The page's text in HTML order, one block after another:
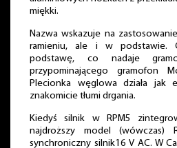
miękki.
Nazwa wskazuje na
ramieniu, ale i w podstawie.
podstawę, co nadaje
przypominającego gramofon
Plecionka węglowa działa jak
znakomicie tłumi drgania.
Kiedyś silnik w RPM5
najdroższy model (wówczas)
synchroniczny silnik16 V AC. W